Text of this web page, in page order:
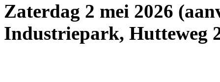
Zaterdag 2 mei 2026
Industriepark, Hutteweg